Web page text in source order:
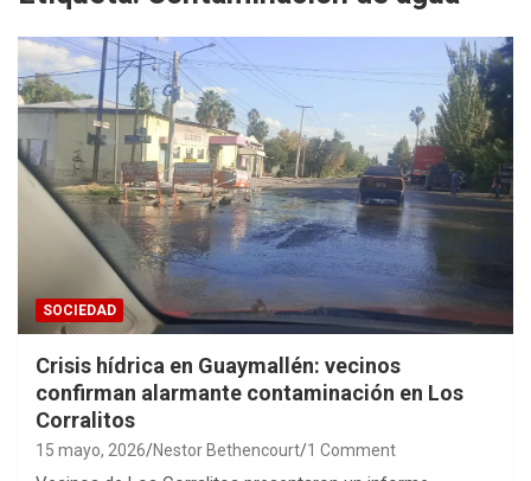
SOCIEDAD
Crisis hídrica en Guaymallén: vecinos
confirman alarmante contaminación en Los
Corralitos
15 mayo, 2026 Nestor Bethencourt 1 Comment